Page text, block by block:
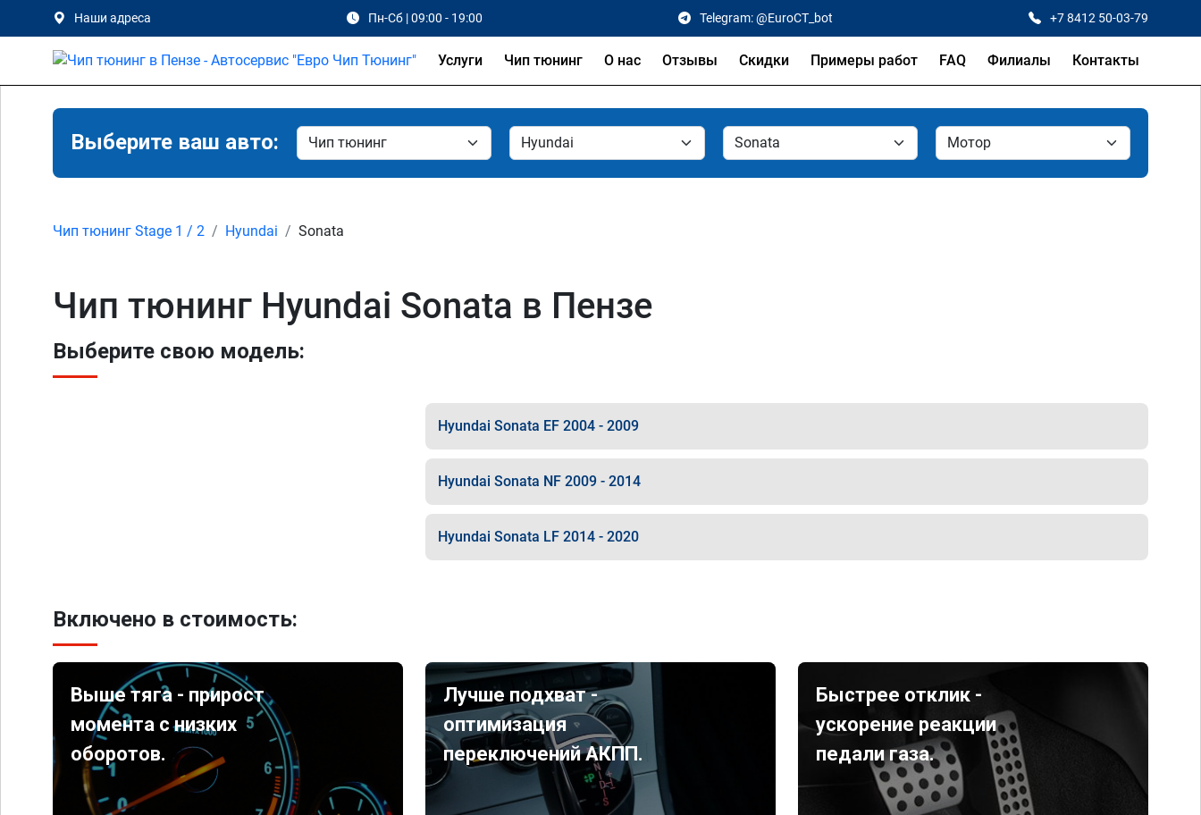
Наши адреса Пн-Сб | 09:00 - 19:00 Telegram: @EuroCT_bot +7 8412 50-03-79
Услуги Чип тюнинг О нас Отзывы Скидки Примеры работ FAQ Филиалы Контакты
Выберите ваш авто:
Чип тюнинг Stage 1 / 2 Hyundai Sonata
Чип тюнинг Hyundai Sonata в Пензе
Выберите свою модель:
Hyundai Sonata EF 2004 - 2009
Hyundai Sonata NF 2009 - 2014
Hyundai Sonata LF 2014 - 2020
Включено в стоимость:
Выше тяга - прирост
момента с низких
оборотов.
Лучше подхват -
оптимизация
переключений АКПП.
Быстрее отклик -
ускорение реакции
педали газа.